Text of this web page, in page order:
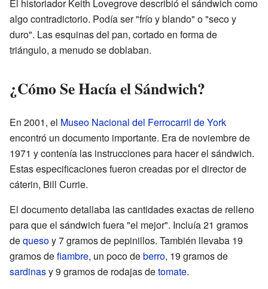
El historiador Keith Lovegrove describió el sándwich como
algo contradictorio. Podía ser "frío y blando" o "seco y
duro". Las esquinas del pan, cortado en forma de
triángulo, a menudo se doblaban.
¿Cómo Se Hacía el Sándwich?
En 2001, el Museo Nacional del Ferrocarril de York
encontró un documento importante. Era de noviembre de
1971 y contenía las instrucciones para hacer el sándwich.
Estas especificaciones fueron creadas por el director de
cáterin, Bill Currie.
El documento detallaba las cantidades exactas de relleno
para que el sándwich fuera "el mejor". Incluía 21 gramos
dequesoy 7 gramos de pepinillos. También llevaba 19
gramos defiambre, un poco deberro, 19 gramos de
sardinasy 9 gramos de rodajas detomate.